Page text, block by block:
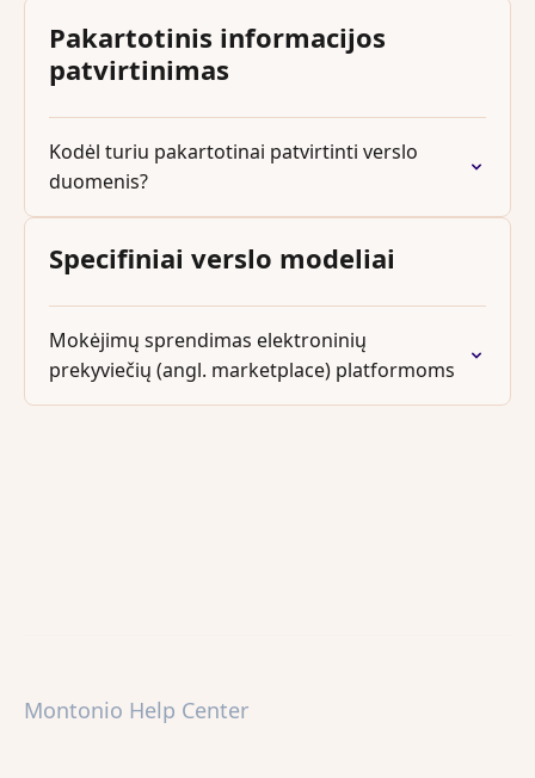
Pakartotinis informacijos
patvirtinimas
Kodėl turiu pakartotinai patvirtinti verslo
duomenis?
Specifiniai verslo modeliai
Mokėjimų sprendimas elektroninių
prekyviečių (angl. marketplace) platformoms
Montonio Help Center